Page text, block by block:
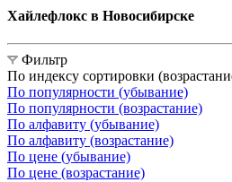
Хайлефлокс в Новосибирске
Фильтр
По индексу сортировки
По популярности (убывание)
По популярности (возрастание)
По алфавиту (убывание)
По алфавиту (возрастание)
По цене (убывание)
По цене (возрастание)